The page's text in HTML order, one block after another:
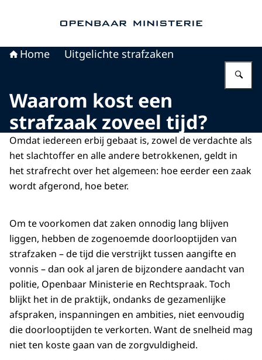
Home Uitgelichte strafzaken
Waarom kost een
strafzaak zoveel tijd?
Omdat iedereen erbij gebaat is, zowel de verdachte als
het slachtoffer en alle andere betrokkenen, geldt in
het strafrecht over het algemeen: hoe eerder een zaak
wordt afgerond, hoe beter.
Om te voorkomen dat zaken onnodig lang blijven
liggen, hebben de zogenoemde doorlooptijden van
strafzaken – de tijd die verstrijkt tussen aangifte en
vonnis – dan ook al jaren de bijzondere aandacht van
politie, Openbaar Ministerie en Rechtspraak. Toch
blijkt het in de praktijk, ondanks de gezamenlijke
afspraken, inspanningen en ambities, niet eenvoudig
die doorlooptijden te verkorten. Want de snelheid mag
niet ten koste gaan van de zorgvuldigheid.